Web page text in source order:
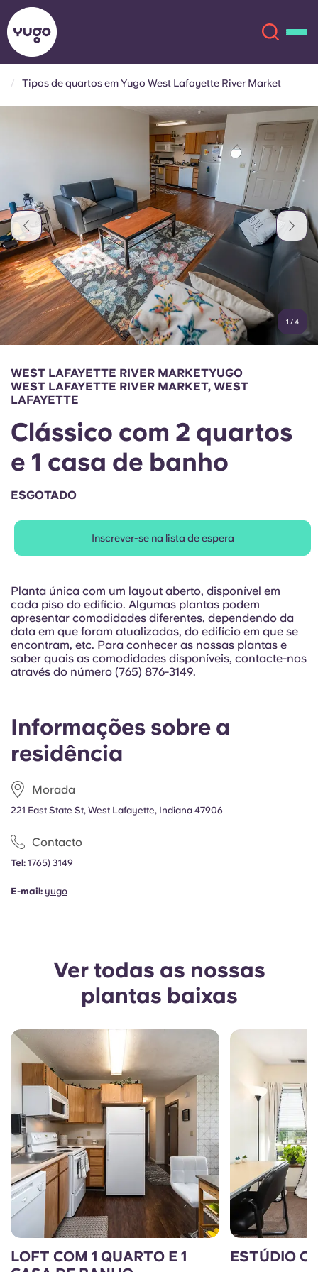
Mais
Conta Língua
English (GB)
Español
Deutsch
French
Portuguese
Selecione um país
Selecione uma residência
Iniciar sessão
Reservar agora
English (GB)
Chinese Español
Català Deutsch
Italian French
Portuguese
Tipos de quartos em Yugo West Lafayette River Market
1 /4
Informações sobre a
residência
Morada
221 East State St, West Lafayette, Indiana 47906
Contacto
Tel: 1765) 3149
E-mail: yugo
WEST LAFAYETTE RIVER MARKETYUGO
WEST LAFAYETTE RIVER MARKET, WEST
LAFAYETTE
Clássico com 2 quartos
e 1 casa de banho
ESGOTADO
Inscrever-se na lista de espera
Planta única com um layout aberto, disponível em
cada piso do edifício. Algumas plantas podem
apresentar comodidades diferentes, dependendo da
data em que foram atualizadas, do edifício em que se
encontram, etc. Para conhecer as nossas plantas e
saber quais as comodidades disponíveis, contacte-nos
através do número (765) 876-3149.
Ver todas as nossas
plantas baixas
LOFT COM 1 QUARTO E 1
ESTÚDIO